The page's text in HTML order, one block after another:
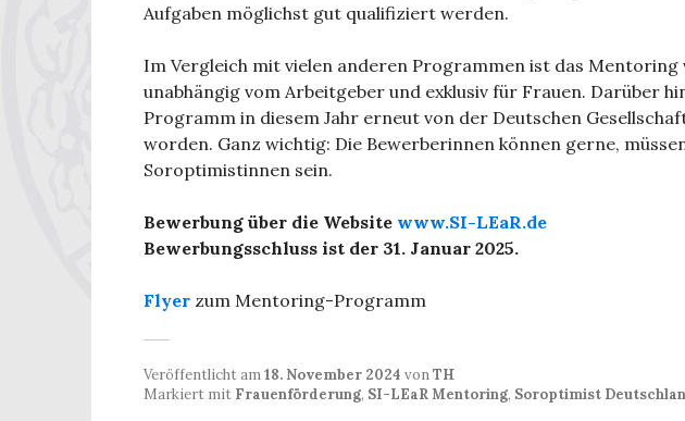
Aufgaben möglichst gut qualifiziert werden.
Im Vergleich mit vielen anderen Programmen ist das Mentoring
unabhängig vom Arbeitgeber und exklusiv für Frauen. Darüber
Programm in diesem Jahr erneut von der Deutschen
worden. Ganz wichtig: Die Bewerberinnen können gerne,
Soroptimistinnen sein.
Bewerbung über die Website www.SI-LEaR.de
Bewerbungsschluss ist der 31. Januar 2025.
Flyer zum Mentoring-Programm
Veröffentlicht am18. November 2024 vonTH
Markiert mit Frauenförderung, SI-LEaR Mentoring, Soroptimist